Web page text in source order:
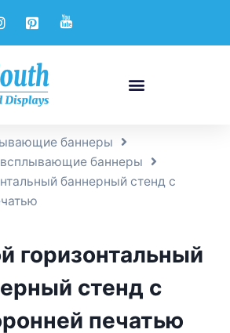
баннеры
всплывающие баннеры
баннерный стенд с
горизонтальный
стенд с
печатью